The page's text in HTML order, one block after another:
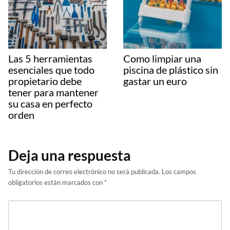
Las 5 herramientas
esenciales que todo
propietario debe
tener para mantener
su casa en perfecto
orden
Como limpiar una
piscina de plástico sin
gastar un euro
Deja una respuesta
Tu dirección de correo electrónico no será publicada. Los campos
obligatorios están marcados con *